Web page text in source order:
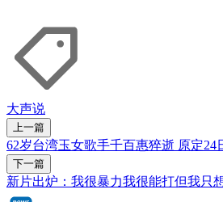
大声说
上一篇
62岁台湾玉女歌手千百惠猝逝 原定24
下一篇
新片出炉：我很暴力我很能打但我只